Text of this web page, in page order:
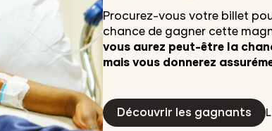
Procurez-vous votre billet
chance de gagner cette
vous aurez peut-être la
mais vous donnerez
Découvrir les gagnants